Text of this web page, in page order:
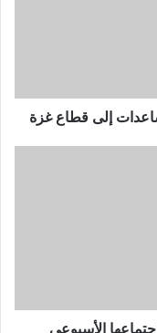
إلى قطاع غزة